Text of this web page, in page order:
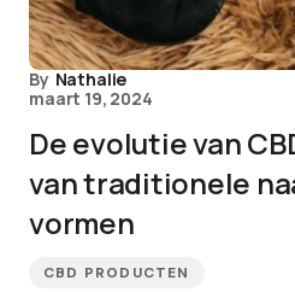
By Nathalie
maart 19, 2024
De evolutie van
van traditionele
vormen
CBD PRODUCTEN